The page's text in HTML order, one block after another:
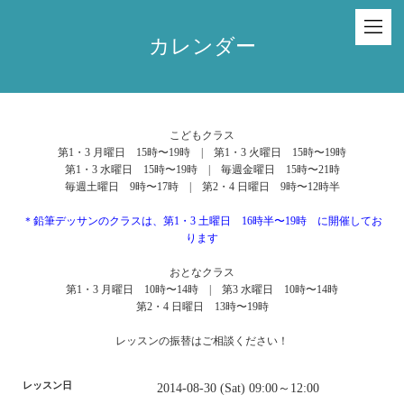
カレンダー
こどもクラス
第1・3 月曜日 15時〜19時 | 第1・3 火曜日 15時〜19時
第1・3 水曜日 15時〜19時 | 毎週金曜日 15時〜21時
毎週土曜日 9時〜17時 | 第2・4 日曜日 9時〜12時半
＊鉛筆デッサンのクラスは、第1・3 土曜日 16時半〜19時 に開催してお
ります
おとなクラス
第1・3 月曜日 10時〜14時 | 第3 水曜日 10時〜14時
第2・4 日曜日 13時〜19時
レッスンの振替はご相談ください！
レッスン日 2014-08-30 (Sat) 09:00～12:00